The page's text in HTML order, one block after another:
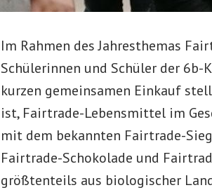
Im Rahmen des Jahresthemas
Schülerinnen und Schüler der 6b-
kurzen gemeinsamen Einkauf
ist, Fairtrade-Lebensmittel im
mit dem bekannten Fairtrade-
Fairtrade-Schokolade und
größtenteils aus biologischer